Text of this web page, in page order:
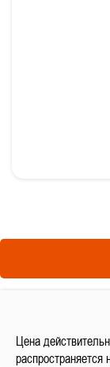
Цена
распространяется